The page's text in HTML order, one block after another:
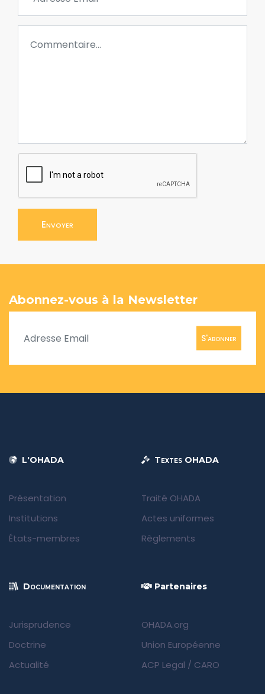
Envoyer
Abonnez-vous à la Newsletter
S'abonner
L'OHADA
Présentation
Institutions
États-membres
Textes OHADA
Traité OHADA
Actes uniformes
Règlements
Documentation
Jurisprudence
Doctrine
Actualité
Partenaires
OHADA.org
Union Européenne
ACP Legal / CARO